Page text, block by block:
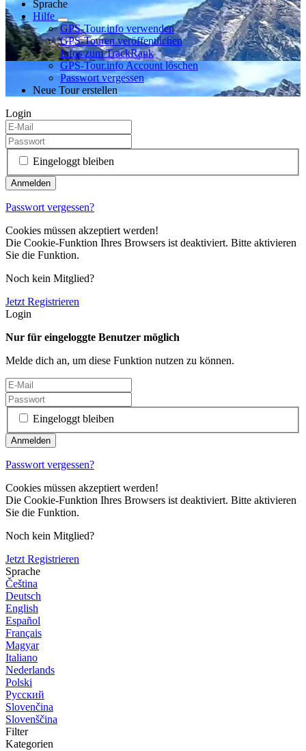
Sprache
Hilfe
GPS-Tour.info verwenden
GPS-Touren veröffentlichen
Infos zum TrackRank
GPS-Tour.info Account löschen
Passwort vergessen
Neue Tour erstellen
Login
Eingeloggt bleiben
Passwort vergessen?
Cookies müssen akzeptiert werden!
Die Cookie-Funktion Ihres Browsers ist deaktiviert. Bitte aktivieren
Sie die Funktion.
Noch kein Mitglied?
Jetzt Registrieren
Login
Nur für eingeloggte Benutzer möglich
Melde dich an, um diese Funktion nutzen zu können.
Eingeloggt bleiben
Passwort vergessen?
Cookies müssen akzeptiert werden!
Die Cookie-Funktion Ihres Browsers ist deaktiviert. Bitte aktivieren
Sie die Funktion.
Noch kein Mitglied?
Jetzt Registrieren
Sprache
Čeština
Deutsch
English
Español
Français
Magyar
Italiano
Nederlands
Polski
Русский
Slovenčina
Slovenščina
Filter
Kategorien